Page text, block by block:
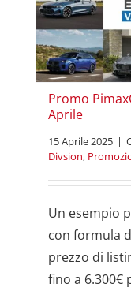
Promo
Aprile
15 Aprile 2025 |
Divsion,
Un esempio
con formula
prezzo di
fino a 6.300€